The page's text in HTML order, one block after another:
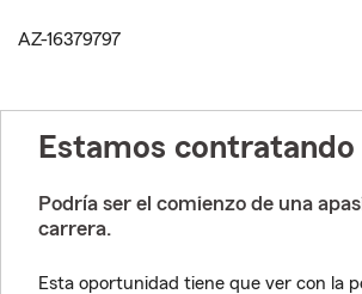
AZ-16379797
Estamos contratando
Podría ser el comienzo de una
carrera.
Esta oportunidad tiene que ver con la